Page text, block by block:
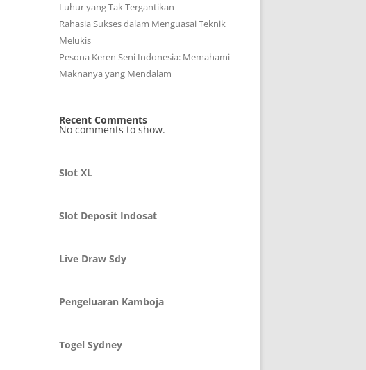
Luhur yang Tak Tergantikan
Rahasia Sukses dalam Menguasai Teknik
Melukis
Pesona Keren Seni Indonesia: Memahami
Maknanya yang Mendalam
Recent Comments
No comments to show.
Slot XL
Slot Deposit Indosat
Live Draw Sdy
Pengeluaran Kamboja
Togel Sydney